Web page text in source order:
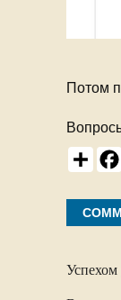
Потом
h
r
F
a
e
b
o